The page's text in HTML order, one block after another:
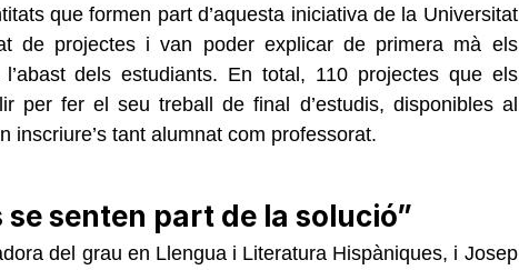
que formen part d’aquesta iniciativa de la Universitat
de projectes i van poder explicar de primera mà els
dels estudiants. En total, 110 projectes que els
per fer el seu treball de final d’estudis, disponibles al
inscriure’s tant alumnat com professorat.
se senten part de la solució”
del grau en Llengua i Literatura Hispàniques, i Josep